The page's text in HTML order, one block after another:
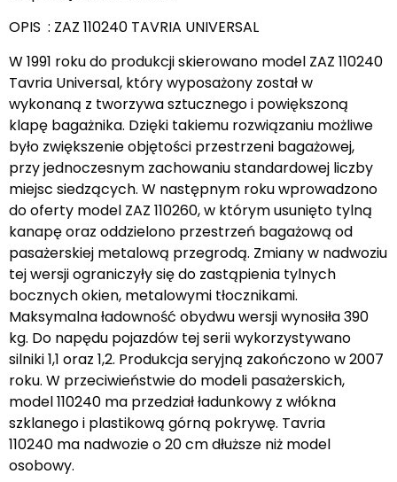
OPIS : ZAZ 110240 TAVRIA UNIVERSAL
W 1991 roku do produkcji skierowano model ZAZ 110240
Tavria Universal, który wyposażony został w
wykonaną z tworzywa sztucznego i powiększoną
klapę bagażnika. Dzięki takiemu rozwiązaniu możliwe
było zwiększenie objętości przestrzeni bagażowej,
przy jednoczesnym zachowaniu standardowej liczby
miejsc siedzących. W następnym roku wprowadzono
do oferty model ZAZ 110260, w którym usunięto tylną
kanapę oraz oddzielono przestrzeń bagażową od
pasażerskiej metalową przegrodą. Zmiany w nadwoziu
tej wersji ograniczyły się do zastąpienia tylnych
bocznych okien, metalowymi tłocznikami.
Maksymalna ładowność obydwu wersji wynosiła 390
kg. Do napędu pojazdów tej serii wykorzystywano
silniki 1,1 oraz 1,2. Produkcja seryjną zakończono w 2007
roku. W przeciwieństwie do modeli pasażerskich,
model 110240 ma przedział ładunkowy z włókna
szklanego i plastikową górną pokrywę. Tavria
110240 ma nadwozie o 20 cm dłuższe niż model
osobowy.